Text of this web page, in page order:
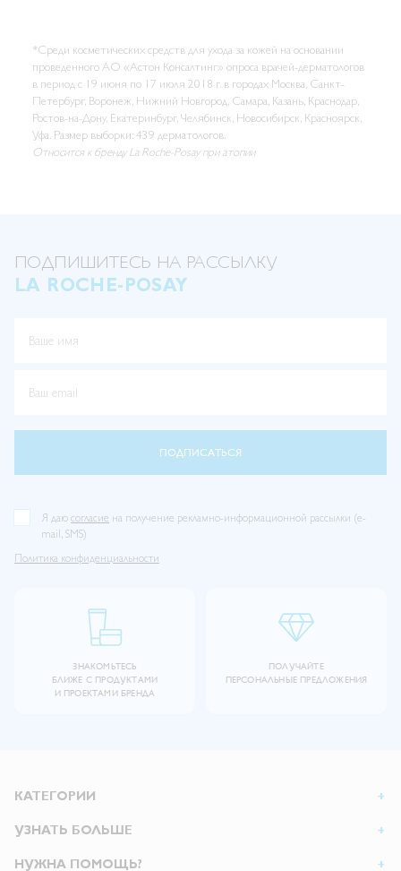
*Среди косметических средств для ухода за кожей на основании
проведенного АО «Астон Консалтинг» опроса врачей-дерматологов
в период с 19 июня по 17 июля 2018 г. в городах Москва, Санкт-
Петербург, Воронеж, Нижний Новгород, Самара, Казань, Краснодар,
Ростов-на-Дону, Екатеринбург, Челябинск, Новосибирск, Красноярск,
Уфа. Размер выборки: 439 дерматологов.
Относится к бренду La Roche-Posay при атопии
ПОДПИШИТЕСЬ НА РАССЫЛКУ
LA ROCHE-POSAY
Ваше имя
Ваш email
Я даю согласие на получение рекламно-информационной рассылки (e-
mail, SMS)
Политика конфиденциальности
ПОДПИСАТЬСЯ
ЗНАКОМЬТЕСЬ
БЛИЖЕ С ПРОДУКТАМИ
И ПРОЕКТАМИ БРЕНДА
ПОЛУЧАЙТЕ
ПЕРСОНАЛЬНЫЕ ПРЕДЛОЖЕНИЯ
КАТЕГОРИИ
УЗНАТЬ БОЛЬШЕ
НУЖНА ПОМОЩЬ?